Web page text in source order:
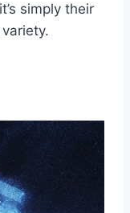
simply their